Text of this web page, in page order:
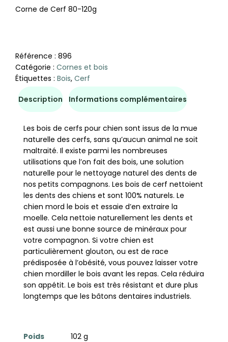
Corne de Cerf 80-120g
Référence : 896
Catégorie : Cornes et bois
Étiquettes : Bois, Cerf
Description Informations complémentaires
Les bois de cerfs pour chien sont issus de la mue
naturelle des cerfs, sans qu’aucun animal ne soit
maltraité. Il existe parmi les nombreuses
utilisations que l’on fait des bois, une solution
naturelle pour le nettoyage naturel des dents de
nos petits compagnons. Les bois de cerf nettoient
les dents des chiens et sont 100% naturels. Le
chien mord le bois et essaie d’en extraire la
moelle. Cela nettoie naturellement les dents et
est aussi une bonne source de minéraux pour
votre compagnon. Si votre chien est
particulièrement glouton, ou est de race
prédisposée à l’obésité, vous pouvez laisser votre
chien mordiller le bois avant les repas. Cela réduira
son appétit. Le bois est très résistant et dure plus
longtemps que les bâtons dentaires industriels.
Poids
102 g